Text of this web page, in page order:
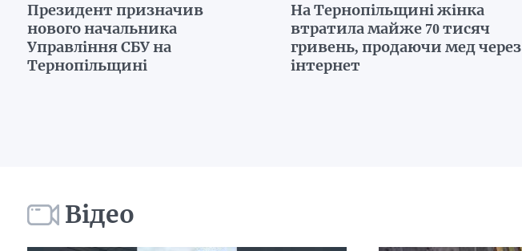
Президент призначив
нового начальника
Управління СБУ на
Тернопільщині
На Тернопільщині жінка
втратила майже 70 тисяч
гривень, продаючи мед через
інтернет
Відео